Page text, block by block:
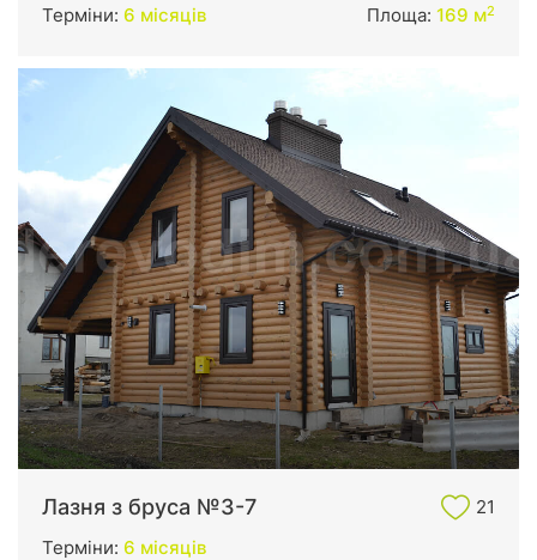
Терміни: 6 місяців Площа: 169 м2
Лазня з бруса №3-7
21
Терміни: 6 місяців